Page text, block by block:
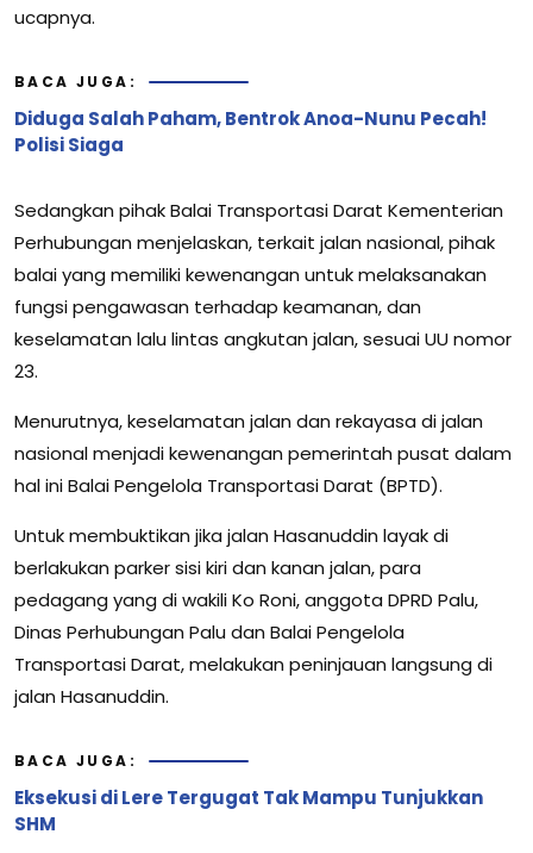
ucapnya.
BACA JUGA:
Diduga Salah Paham, Bentrok Anoa-Nunu Pecah!
Polisi Siaga
Sedangkan pihak Balai Transportasi Darat Kementerian
Perhubungan menjelaskan, terkait jalan nasional, pihak
balai yang memiliki kewenangan untuk melaksanakan
fungsi pengawasan terhadap keamanan, dan
keselamatan lalu lintas angkutan jalan, sesuai UU nomor
23.
Menurutnya, keselamatan jalan dan rekayasa di jalan
nasional menjadi kewenangan pemerintah pusat dalam
hal ini Balai Pengelola Transportasi Darat (BPTD).
Untuk membuktikan jika jalan Hasanuddin layak di
berlakukan parker sisi kiri dan kanan jalan, para
pedagang yang di wakili Ko Roni, anggota DPRD Palu,
Dinas Perhubungan Palu dan Balai Pengelola
Transportasi Darat, melakukan peninjauan langsung di
jalan Hasanuddin.
BACA JUGA:
Eksekusi di Lere Tergugat Tak Mampu Tunjukkan
SHM